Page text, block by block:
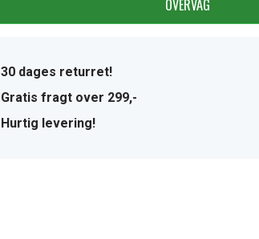
OVERVÅG
30 dages returret!
Gratis fragt over 299,-
Hurtig levering!